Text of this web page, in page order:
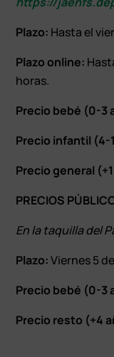
Plazo: Hasta el
Plazo online:
horas.
Precio bebé (0-3
Precio infantil (4-
Precio general
PRECIOS
En la taquilla del
Plazo:Viernes 5
Precio bebé (0-3
Precio resto (+4